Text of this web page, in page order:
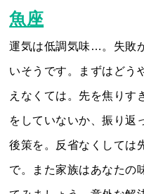
魚座
運気は低調気味…。失敗
いそうです。まずはどう
えなくては。先を焦りす
をしていないか、振り返
後策を。反省なくしては
で。また家族はあなたの